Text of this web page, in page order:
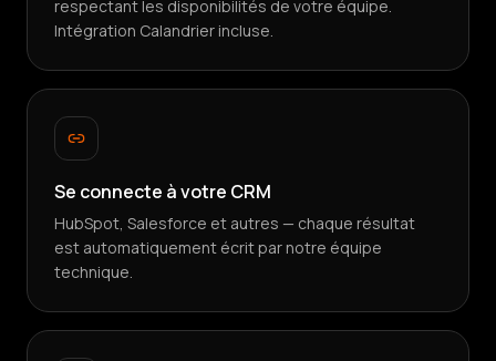
respectant les disponibilités de votre équipe.
Intégration Calandrier incluse.
Se connecte à votre CRM
HubSpot, Salesforce et autres — chaque résultat
est automatiquement écrit par notre équipe
technique.